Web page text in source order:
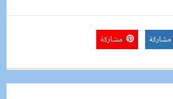
مشاركة مشاركة